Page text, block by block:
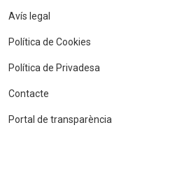
Avís legal
Política de Cookies
Política de Privadesa
Contacte
Portal de transparència